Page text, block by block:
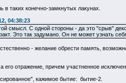
таких конечно-замкнутых лакунах.
04:38:23
смысл. С одной стороны - да это "срыв"
Это так задумано. Он не может узнать
- желание обрести память,
отражение, причем участненное
кажимое бытие: бытие-2.